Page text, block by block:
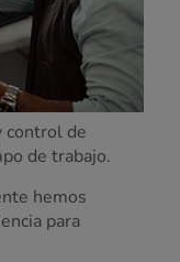
control de
de trabajo.
hemos
para